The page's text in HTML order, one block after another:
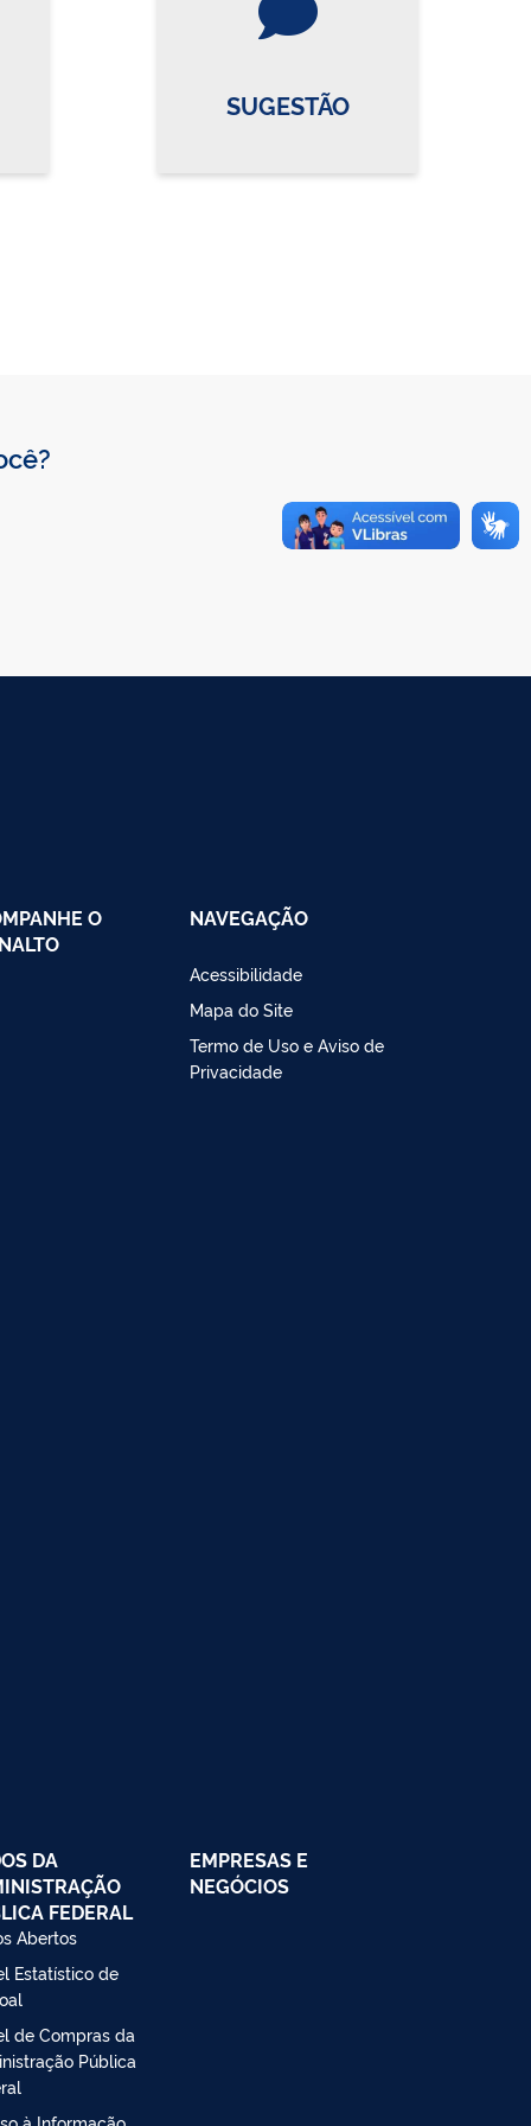
SUGESTÃO
O
NAVEGAÇÃO
Acessibilidade
Mapa do Site
Termo de Uso e Aviso de
Privacidade
DA
FEDERAL
Abertos
Estatístico de
de Compras da
Pública
EMPRESAS E
NEGÓCIOS